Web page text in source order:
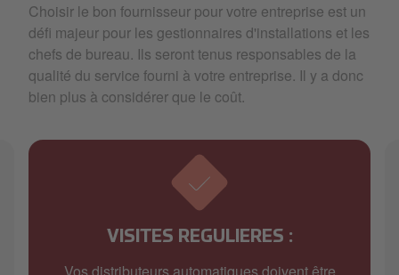
Choisir le bon fournisseur pour votre entreprise est un
défi majeur pour les gestionnaires d'installations et les
chefs de bureau. Ils seront tenus responsables de la
qualité du service fourni à votre entreprise. Il y a donc
bien plus à considérer que le coût.
VISITES REGULIERES :